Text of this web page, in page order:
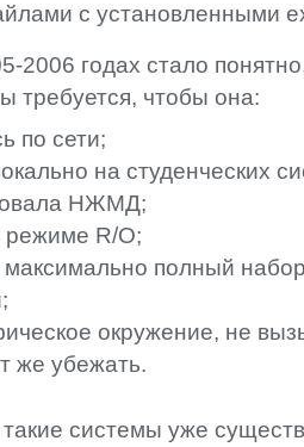
с установленными
2006 годах стало
требуется, чтобы она:
по сети;
на студенческих
НЖМД;
режиме R/O;
полный
окружение, не
же убежать.
системы уже